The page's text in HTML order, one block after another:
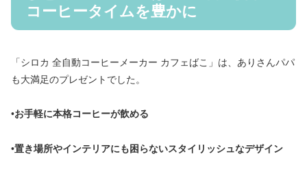
コーヒータイムを豊かに
「シロカ 全自動コーヒーメーカー カフェばこ」は、ありさんパパ
も大満足のプレゼントでした。
•お手軽に本格コーヒーが飲める
•置き場所やインテリアにも困らないスタイリッシュなデザイン